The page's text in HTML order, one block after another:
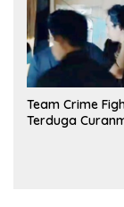
Team Crime
Terduga